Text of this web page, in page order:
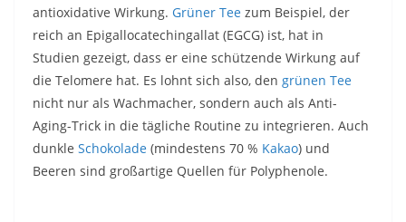
antioxidative Wirkung. Grüner Tee zum Beispiel, der
reich an Epigallocatechingallat (EGCG) ist, hat in
Studien gezeigt, dass er eine schützende Wirkung auf
die Telomere hat. Es lohnt sich also, den grünen Tee
nicht nur als Wachmacher, sondern auch als Anti-
Aging-Trick in die tägliche Routine zu integrieren. Auch
dunkle Schokolade (mindestens 70 % Kakao) und
Beeren sind großartige Quellen für Polyphenole.